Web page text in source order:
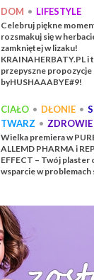
DOM • LIFESTYLE
Celebruj piękne
rozsmakuj się w
zamkniętej w lizaku!
KRAINAHERBATY.PL i
przepyszne propozycje
byHUSHAAABYE#9!
CIAŁO • DŁONIE •
TWARZ • ZDROWIE
Wielka premiera w
ALLEMD PHARMA i
EFFECT – Twój plaster
wsparcie w problemach